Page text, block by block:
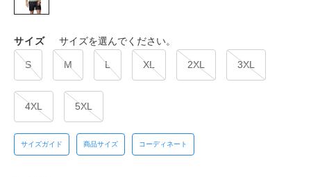
サイズ サイズを選んでください。
S M L XL 2XL 3XL
4XL 5XL
サイズガイド 商品サイズ コーディネート